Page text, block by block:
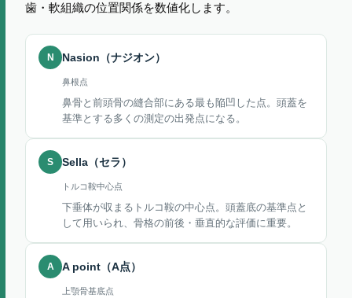
歯・軟組織の位置関係を数値化します。
N Nasion（ナジオン）
鼻根点
鼻骨と前頭骨の縫合部にある最も陥凹した点。頭蓋を
基準とする多くの測定の出発点になる。
S Sella（セラ）
トルコ鞍中心点
下垂体が収まるトルコ鞍の中心点。頭蓋底の基準点と
して用いられ、骨格の前後・垂直的な評価に重要。
A A point（A点）
上顎骨基底点